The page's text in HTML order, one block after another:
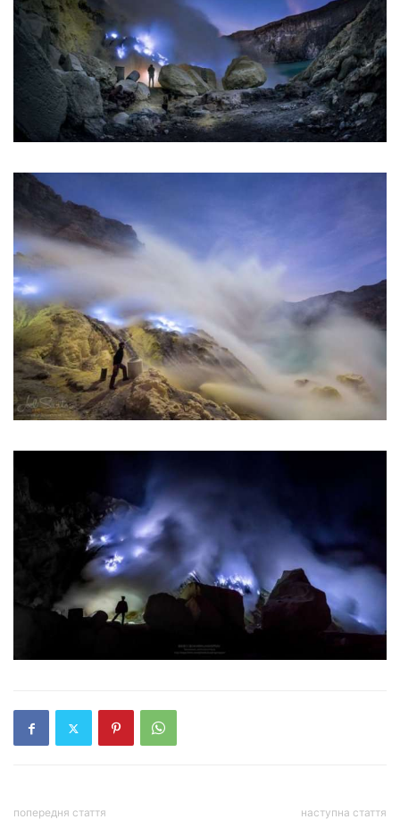
попередня стаття наступна стаття